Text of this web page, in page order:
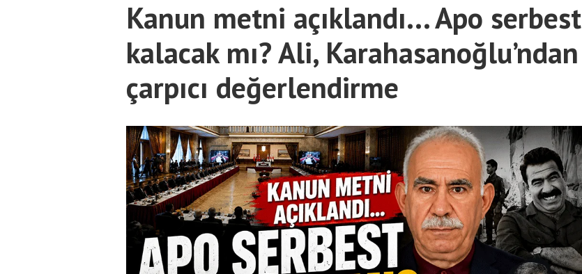
Kanun metni açıklandı... Apo serbest
kalacak mı? Ali, Karahasanoğlu’ndan
çarpıcı değerlendirme